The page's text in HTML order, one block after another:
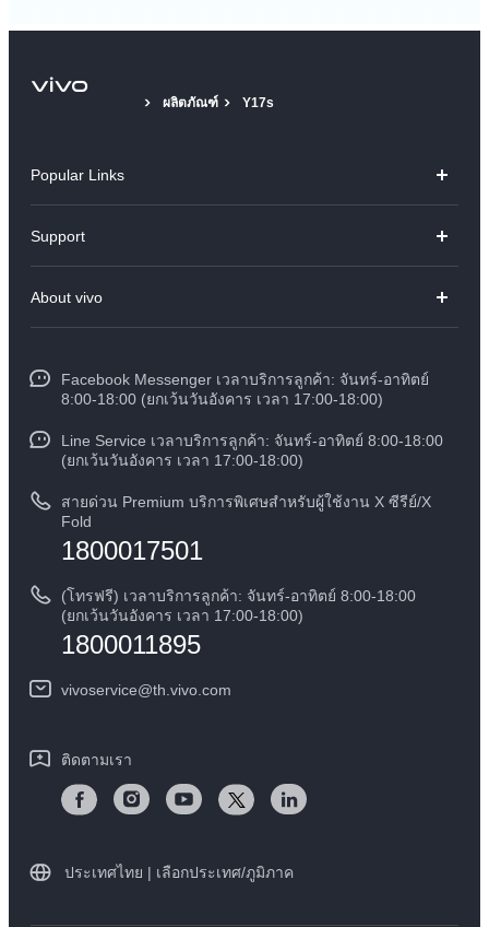
ผลิตภัณฑ์ Y17s
Popular Links
X300
Y31 5G
Support
Funtouch OS
สอบถามเกี่ยวกับราคาอะไหล่
การตรวจยืนยันหมายเลข IMEI
คำแนะนำเกี่ยวกับบัตรรับประกันของ vivo
ดาวน์โหลด LUTs สำหรับการคืนค่า Log
About vivo
ข้อมูลข่าว
สมัครงานที่ vivo
ข้อกฏหมาย
เกี่ยวกับเรา
ศูนย์ความเป็นส่วนตัวของวีโว่
ความยั่งยืน
Facebook Messenger เวลาบริการลูกค้า: จันทร์-อาทิตย์
8:00-18:00 (ยกเว้นวันอังคาร เวลา 17:00-18:00)
Line Service เวลาบริการลูกค้า: จันทร์-อาทิตย์ 8:00-18:00
(ยกเว้นวันอังคาร เวลา 17:00-18:00)
สายด่วน Premium บริการพิเศษสำหรับผู้ใช้งาน X ซีรีย์/X
Fold
1800017501
(โทรฟรี) เวลาบริการลูกค้า: จันทร์-อาทิตย์ 8:00-18:00
(ยกเว้นวันอังคาร เวลา 17:00-18:00)
1800011895
vivoservice@th.vivo.com
ติดตามเรา
ประเทศไทย | เลือกประเทศ/ภูมิภาค